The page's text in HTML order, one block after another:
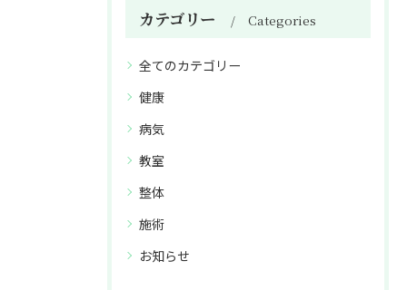
カテゴリー Categories
全てのカテゴリー
健康
病気
教室
整体
施術
お知らせ